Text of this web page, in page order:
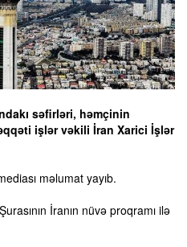
səfirləri, həmçinin
işlər vəkili İran Xarici İşlər
məlumat yayıb.
İranın nüvə proqramı ilə